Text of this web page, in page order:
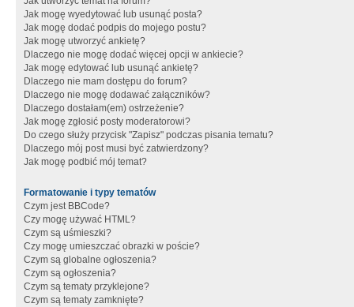
Jak mogę wyedytować lub usunąć posta?
Jak mogę dodać podpis do mojego postu?
Jak mogę utworzyć ankietę?
Dlaczego nie mogę dodać więcej opcji w ankiecie?
Jak mogę edytować lub usunąć ankietę?
Dlaczego nie mam dostępu do forum?
Dlaczego nie mogę dodawać załączników?
Dlaczego dostałam(em) ostrzeżenie?
Jak mogę zgłosić posty moderatorowi?
Do czego służy przycisk "Zapisz" podczas pisania tematu?
Dlaczego mój post musi być zatwierdzony?
Jak mogę podbić mój temat?
Formatowanie i typy tematów
Czym jest BBCode?
Czy mogę używać HTML?
Czym są uśmieszki?
Czy mogę umieszczać obrazki w poście?
Czym są globalne ogłoszenia?
Czym są ogłoszenia?
Czym są tematy przyklejone?
Czym są tematy zamknięte?